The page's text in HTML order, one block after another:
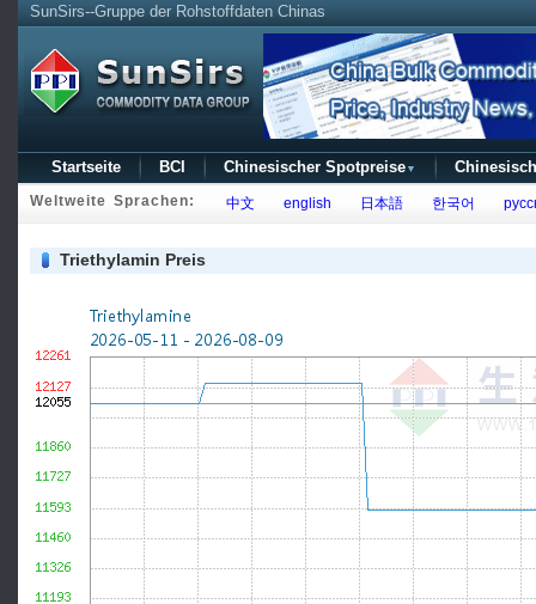
SunSirs--Gruppe der Rohstoffdaten Chinas
Startseite BCI Chinesischer Spotpreise ▼
Weltweite Sprachen: 中文 english 日本語 한국어
Triethylamin Preis